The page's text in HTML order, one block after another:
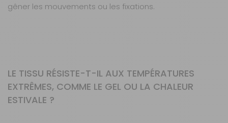
gêner les mouvements ou les fixations.
LE TISSU RÉSISTE-T-IL AUX TEMPÉRATURES
EXTRÊMES, COMME LE GEL OU LA CHALEUR
ESTIVALE ?